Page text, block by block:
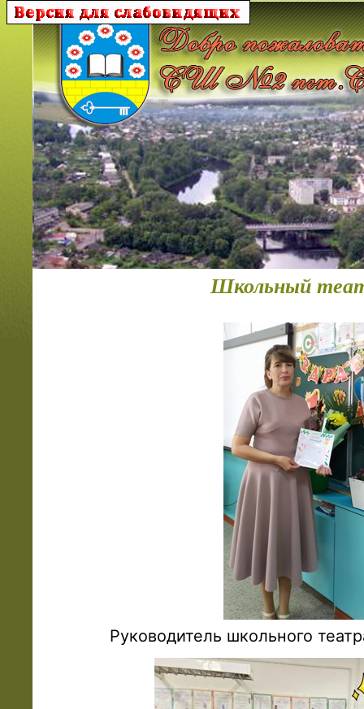
Школьный
Руководитель школьного